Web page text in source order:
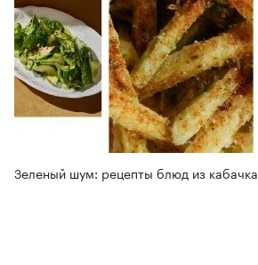
Зеленый шум: рецепты блюд из кабачка